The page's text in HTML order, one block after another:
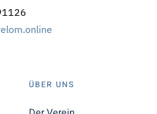
ÜBER UNS